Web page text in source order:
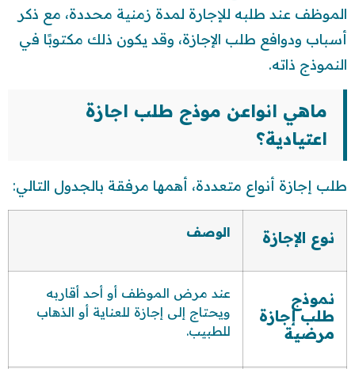
الموظف عند طلبه للإجارة لمدة زمنية محددة، مع ذكر
أسباب ودوافع طلب الإجازة، وقد يكون ذلك مكتوبًا في
النموذج ذاته.
ماهي انواعن موذج طلب اجازة
اعتيادية؟
طلب إجازة أنواع متعددة، أهمها مرفقة بالجدول التالي:
نوع الإجازة الوصف
نموذج
طلب إجازة
مرضية
عند مرض الموظف أو أحد أقاربه
ويحتاج إلى إجازة للعناية أو الذهاب
للطبيب.